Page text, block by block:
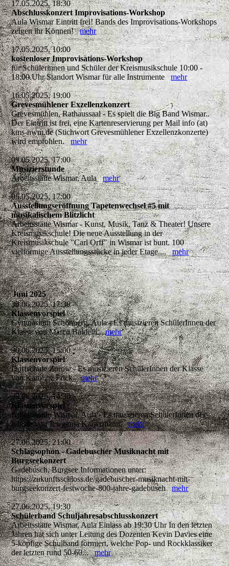
17.05.2025, 18:30
Abschlusskonzert Improvisations-Workshop
Aula Wismar Eintritt frei! Bands des Improvisations-Workshops
zeigen ihr Können!mehr
17.05.2025, 10:00
kostenloser Improvisations-Workshop
für Schülerinnen und Schüler der Kreismusikschule 10:00 -
18:00 Uhr Standort Wismar für alle Instrumentemehr
16.05.2025, 19:00
Grevesmühlener Exzellenzkonzert
Grevesmühlen, Rathaussaal - Es spielt die Big Band Wismar..
Der Eintritt ist frei, eine Kartenreservierung per Mail info (at)
kms-nwm.de (Stichwort Grevesmühlener Exzellenzkonzerte)
wird empfohlen.mehr
09.05.2025, 17:00
Musizierstunde
Arbeitsstätte Wismar, Aulamehr
05.05.2025, 17:00
Ausstellungseröffnung Tapetenwechsel #5 mit
musikalischem Blitzlicht
Arbeitsstätte Wismar - Kunst, Musik, Tanz & Theater! Unsere
Kreismusikschule! Die neue Ausstellung in der
Kreismusikschule "Carl Orff" in Wismar ist bunt. 100
vielförmige Ausstellungsstücke in jeder Etage....mehr
Juni 2025
30.06.2025, 17:30
Klassenvorspiel
Gymnasium Schönberg, Aula - Es musizieren SchülerInnen der
Klasse von Marco Baldelli.mehr
30.06.2025, 15:00
Klassenvorspiel
Dorfschule Zurow - Es musizieren SchülerInnen der Klasse
von Karoline Frick.mehr
29.06.2025, 14:30
Klassenvorspiel
Arbeitsstätte Wismar, Aula - Es musizieren SchülerInnen der
Klasse von Jewgenia Kaisermann.mehr
27.06.2025, 21:00
Schlagsophon - Gadebuscher Musiknacht mit
Burgseekonzert
Gadebusch, Burgsee Informationen unter:
https://zukunftsschloss.de/gadebuscher-musiknacht-mit-
burgseekonzert-festwoche-800-jahre-gadebuschmehr
27.06.2025, 19:30
Schülerband Schuljahresabschlusskonzert
Arbeitsstätte Wismar, Aula Einlass ab 19:30 Uhr In den letzten
Jahren hat sich unter Leitung des Dozenten Kevin Davies eine
5-köpfige Schulband formiert, welche Pop- und Rockklassiker
der letzten rund 50-60...mehr